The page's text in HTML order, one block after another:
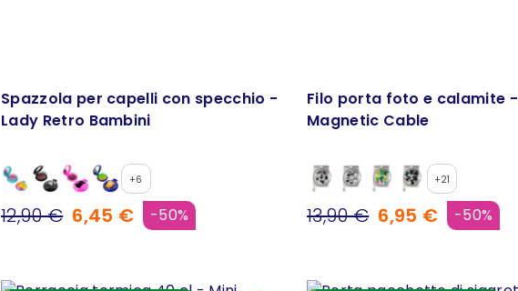
Spazzola per capelli con specchio -
Lady Retro Bambini
+6
12,90 € 6,45 € -50%
Filo porta foto e calamite -
Magnetic Cable
+21
13,90 € 6,95 € -50%